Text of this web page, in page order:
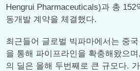
Hengrui Pharmaceuticals)과 총 152
동개발 계약을 체결했다.
최근들어 글로벌 빅파마에서는 중
을 통해 파이프라인을 확충해왔으
의 딜은 올해 두번째로 큰 규모다.